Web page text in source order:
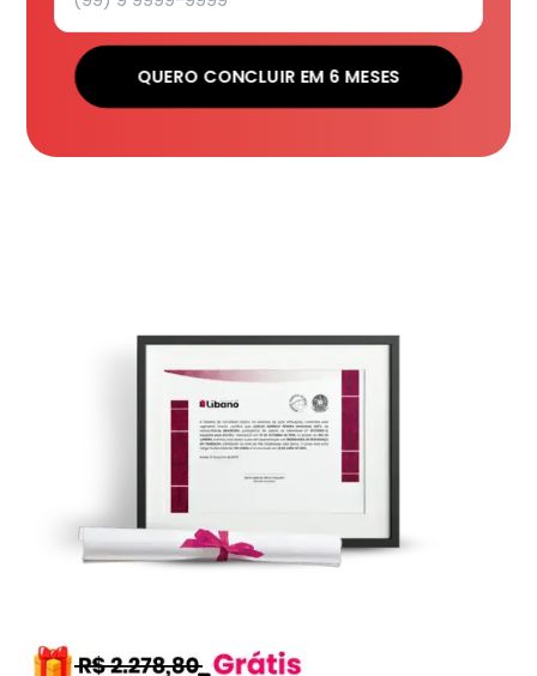
QUERO CONCLUIR EM 6 MESES